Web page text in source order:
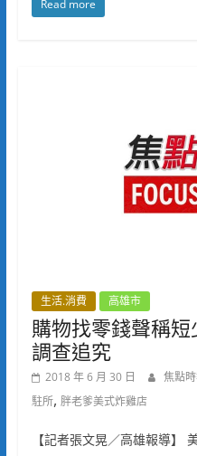
Read more
生活.消費 高雄市
購物找零錢聲稱
調查追究
2018 年 6 月 30 日 焦點
駐所, 胖老爹美式炸雞店
【記者張文晃／高雄報導】